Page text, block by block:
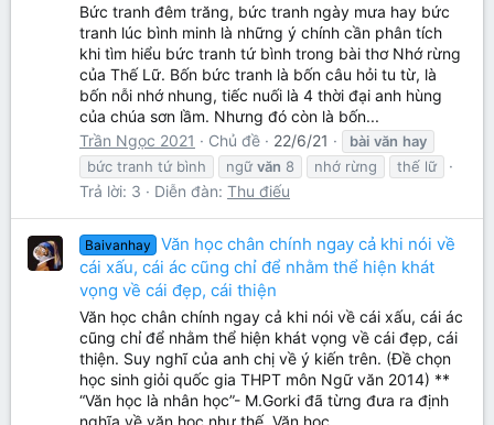
Bức tranh đêm trăng, bức tranh ngày mưa hay bức
tranh lúc bình minh là những ý chính cần phân tích
khi tìm hiểu bức tranh tứ bình trong bài thơ Nhớ rừng
của Thế Lữ. Bốn bức tranh là bốn câu hỏi tu từ, là
bốn nỗi nhớ nhung, tiếc nuối là 4 thời đại anh hùng
của chúa sơn lầm. Nhưng đó còn là bốn...
Trần Ngọc 2021
Chủ đề 22/6/21 bài văn hay
bức tranh tứ bình
ngữ văn 8 nhớ rừng thế lữ
Trả lời: 3 Diễn đàn: Thu điếu
Baivanhay
Văn học chân chính ngay cả khi nói về
cái xấu, cái ác cũng chỉ để nhằm thể hiện khát
vọng về cái đẹp, cái thiện
Văn học chân chính ngay cả khi nói về cái xấu, cái ác
cũng chỉ để nhằm thể hiện khát vọng về cái đẹp, cái
thiện. Suy nghĩ của anh chị về ý kiến trên. (Đề chọn
học sinh giỏi quốc gia THPT môn Ngữ văn 2014) **
“Văn học là nhân học”- M.Gorki đã từng đưa ra định
nghĩa về văn học như thế. Văn học...